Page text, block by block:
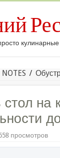
/
на
просмотров